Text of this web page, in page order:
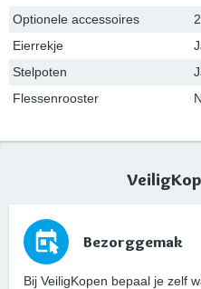
Optionele accessoires
Eierrekje
Stelpoten
Flessenrooster
Bezorggemak
Bij VeiligKopen bepaal je zelf